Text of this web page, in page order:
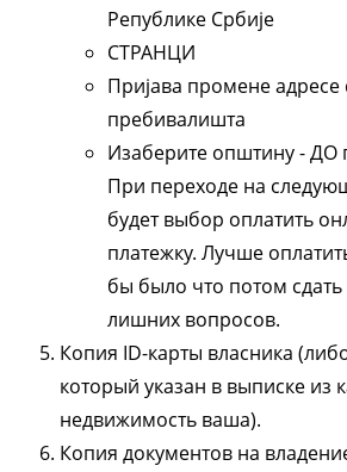
Републике Србије
СТРАНЦИ
Пријава промене
пребивалишта
Изаберите општину - ДО
При переходе на
будет выбор оплатить
платежку. Лучше
бы было что потом
лишних вопросов.
Копия ID-карты власника
который указан в выписке из
недвижимость ваша).
Копия документов на